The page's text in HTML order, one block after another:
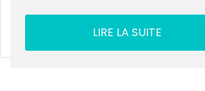
LIRE LA SUITE